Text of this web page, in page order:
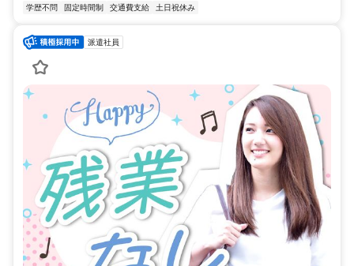
学歴不問 固定時間制 交通費支給 土日祝休み
派遣社員